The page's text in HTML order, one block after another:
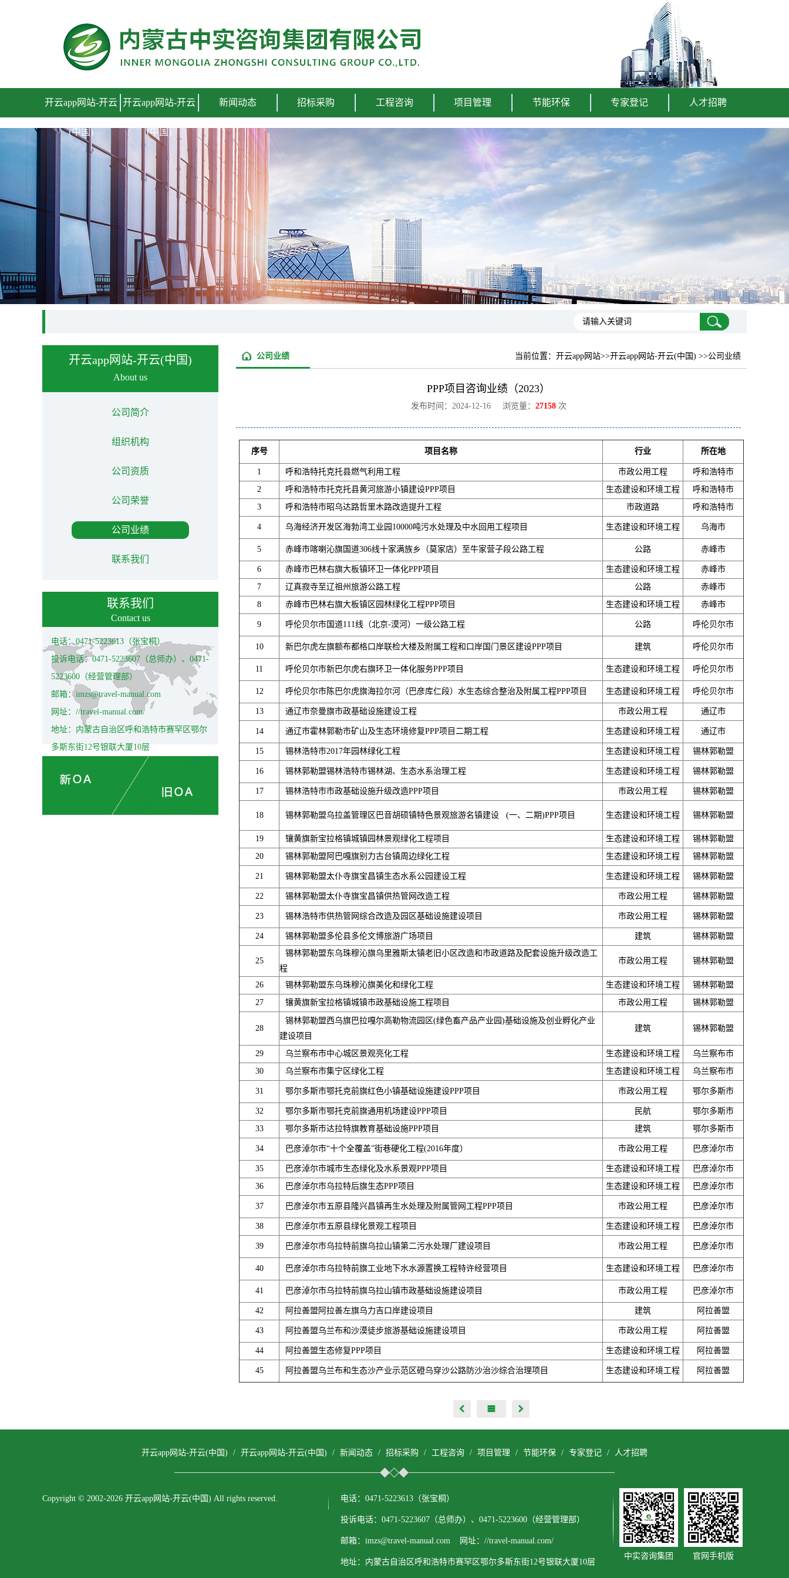
开云app网站-开云
(中国)
开云app网站-开云
(中国)
新闻动态 招标采购 工程咨询 项目管理 节能环保 专家登记 人才招聘
开云app网站-开云(中国)
About us
公司简介
组织机构
公司资质
公司荣誉
公司业绩
联系我们
联系我们
Contact us
电话：0471-5223613（张宝桐）
投诉电话：0471-5223607（总师办）、0471-
5223600（经营管理部）
邮箱：imzs@travel-manual.com
网址：//travel-manual.com/
地址：内蒙古自治区呼和浩特市赛罕区鄂尔
多斯东街12号银联大厦10层
当前位置： 开云app网站>>开云app网站-开云(中国) >>公司业绩
公司业绩
PPP项目咨询业绩（2023）
发布时间：2024-12-16 浏览量： 27158次
序号 项目名称 行业 所在地
1 呼和浩特托克托县燃气利用工程 市政公用工程
呼和浩特市
2
呼和浩特市托克托县黄河旅游小镇建设PPP项目 生态建设和环境工程
呼和浩特市
3
呼和浩特市昭乌达路哲里木路改造提升工程 市政道路 呼和浩特市
4 乌海经济开发区海勃湾工业园10000吨污水处理及中水回用工程项目 生态建设和环境工程 乌海市
5 赤峰市喀喇沁旗国道306线十家满族乡（莫家店）至牛家营子段公路工程 公路 赤峰市
6 赤峰市巴林右旗大板镇环卫一体化PPP项目 生态建设和环境工程
赤峰市
7
辽真寂寺至辽祖州旅游公路工程 公路
赤峰市
8
赤峰市巴林右旗大板镇区园林绿化工程PPP项目 生态建设和环境工程 赤峰市
9 呼伦贝尔市国道111线（北京-漠河）一级公路工程 公路 呼伦贝尔市
10 新巴尔虎左旗额布都格口岸联检大楼及附属工程和口岸国门景区建设PPP项目 建筑 呼伦贝尔市
11 呼伦贝尔市新巴尔虎右旗环卫一体化服务PPP项目 生态建设和环境工程 呼伦贝尔市
12 呼伦贝尔市陈巴尔虎旗海拉尔河（巴彦库仁段）水生态综合整治及附属工程PPP项目 生态建设和环境工程 呼伦贝尔市
13 通辽市奈曼旗市政基础设施建设工程 市政公用工程 通辽市
14 通辽市霍林郭勒市矿山及生态环境修复PPP项目二期工程 生态建设和环境工程 通辽市
15 锡林浩特市2017年园林绿化工程 生态建设和环境工程 锡林郭勒盟
16 锡林郭勒盟锡林浩特市锡林湖、生态水系治理工程 生态建设和环境工程 锡林郭勒盟
17 锡林浩特市市政基础设施升级改造PPP项目 市政公用工程 锡林郭勒盟
18 锡林郭勒盟乌拉盖管理区巴音胡硕镇特色景观旅游名镇建设 (一、二期)PPP项目 生态建设和环境工程 锡林郭勒盟
19 镶黄旗新宝拉格镇城镇园林景观绿化工程项目 生态建设和环境工程
锡林郭勒盟
20
锡林郭勒盟阿巴嘎旗别力古台镇周边绿化工程 生态建设和环境工程 锡林郭勒盟
21 锡林郭勒盟太仆寺旗宝昌镇生态水系公园建设工程 生态建设和环境工程 锡林郭勒盟
22 锡林郭勒盟太仆寺旗宝昌镇供热管网改造工程 市政公用工程 锡林郭勒盟
23 锡林浩特市供热管网综合改造及园区基础设施建设项目 市政公用工程 锡林郭勒盟
24 锡林郭勒盟多伦县多伦文博旅游广场项目 建筑 锡林郭勒盟
25
锡林郭勒盟东乌珠穆沁旗乌里雅斯太镇老旧小区改造和市政道路及配套设施升级改造工
程
市政公用工程 锡林郭勒盟
26 锡林郭勒盟东乌珠穆沁旗美化和绿化工程 生态建设和环境工程
锡林郭勒盟
27
镶黄旗新宝拉格镇城镇市政基础设施工程项目 市政公用工程 锡林郭勒盟
28
锡林郭勒盟西乌旗巴拉嘎尔高勒物流园区(绿色畜产品产业园)基础设施及创业孵化产业
建设项目
建筑 锡林郭勒盟
29 乌兰察布市中心城区景观亮化工程 生态建设和环境工程
乌兰察布市
30
乌兰察布市集宁区绿化工程 生态建设和环境工程 乌兰察布市
31 鄂尔多斯市鄂托克前旗红色小镇基础设施建设PPP项目 市政公用工程 鄂尔多斯市
32 鄂尔多斯市鄂托克前旗通用机场建设PPP项目 民航
鄂尔多斯市
33
鄂尔多斯市达拉特旗教育基础设施PPP项目 建筑 鄂尔多斯市
34 巴彦淖尔市“十个全覆盖”街巷硬化工程(2016年度） 市政公用工程 巴彦淖尔市
35 巴彦淖尔市城市生态绿化及水系景观PPP项目 生态建设和环境工程
巴彦淖尔市
36
巴彦淖尔市乌拉特后旗生态PPP项目 生态建设和环境工程 巴彦淖尔市
37 巴彦淖尔市五原县隆兴昌镇再生水处理及附属管网工程PPP项目 市政公用工程 巴彦淖尔市
38 巴彦淖尔市五原县绿化景观工程项目 生态建设和环境工程 巴彦淖尔市
39 巴彦淖尔市乌拉特前旗乌拉山镇第二污水处理厂建设项目 市政公用工程 巴彦淖尔市
40 巴彦淖尔市乌拉特前旗工业地下水水源置换工程特许经营项目 生态建设和环境工程 巴彦淖尔市
41 巴彦淖尔市乌拉特前旗乌拉山镇市政基础设施建设项目 市政公用工程 巴彦淖尔市
42 阿拉善盟阿拉善左旗乌力吉口岸建设项目 建筑 阿拉善盟
43 阿拉善盟乌兰布和沙漠徒步旅游基础设施建设项目 市政公用工程 阿拉善盟
44 阿拉善盟生态修复PPP项目 生态建设和环境工程 阿拉善盟
45 阿拉善盟乌兰布和生态沙产业示范区磴乌穿沙公路防沙治沙综合治理项目 生态建设和环境工程 阿拉善盟
开云app网站-开云(中国) / 开云app网站-开云(中国) / 新闻动态 / 招标采购 / 工程咨询 / 项目管理 / 节能环保 / 专家登记 / 人才招聘
Copyright © 2002-2026 开云app网站-开云(中国) All rights reserved. 电话：0471-5223613（张宝桐）
投诉电话：0471-5223607（总师办）、0471-5223600（经营管理部）
邮箱：imzs@travel-manual.com 网址：//travel-manual.com/
地址：内蒙古自治区呼和浩特市赛罕区鄂尔多斯东街12号银联大厦10层
中实咨询集团 官网手机版